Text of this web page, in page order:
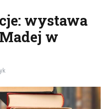
wystawa
w